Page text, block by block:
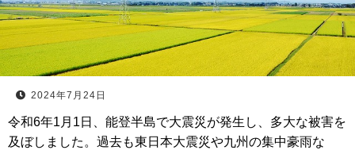
2024年7月24日
令和6年1月1日、能登半島で大震災が発生し、多大な被害を
及ぼしました。過去も東日本大震災や九州の集中豪雨な